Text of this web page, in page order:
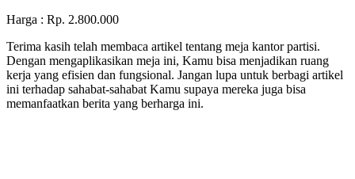
Harga : Rp. 2.800.000
Terima kasih telah membaca artikel tentang meja kantor partisi.
Dengan mengaplikasikan meja ini, Kamu bisa menjadikan ruang
kerja yang efisien dan fungsional. Jangan lupa untuk berbagi artikel
ini terhadap sahabat-sahabat Kamu supaya mereka juga bisa
memanfaatkan berita yang berharga ini.